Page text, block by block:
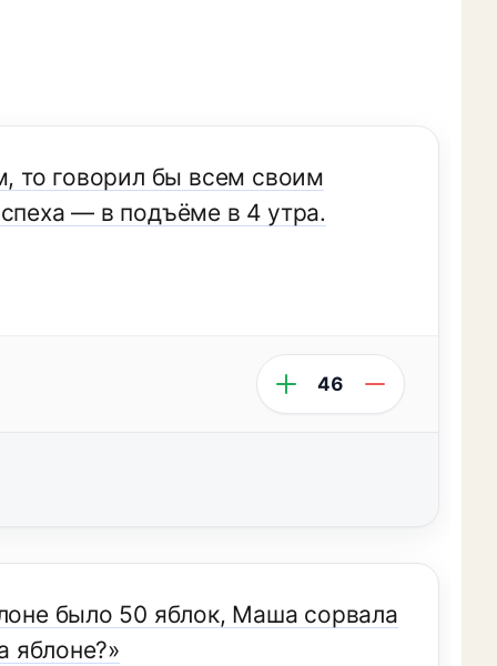
то говорил бы всем своим
— в подъёме в 4 утра.
46
было 50 яблок, Маша сорвала
яблоне?»